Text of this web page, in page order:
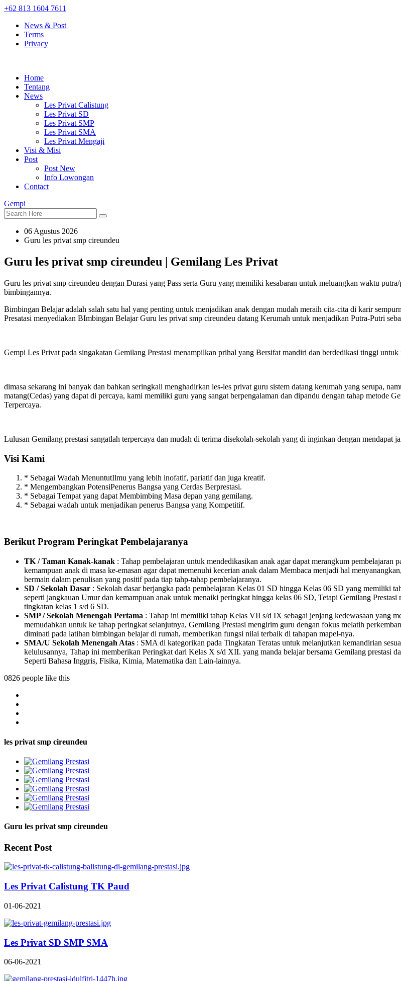
+62 813 1604 7611
News & Post
Terms
Privacy
Home
Tentang
News
Les Privat Calistung
Les Privat SD
Les Privat SMP
Les Privat SMA
Les Privat Mengaji
Visi & Misi
Post
Post New
Info Lowongan
Contact
Gempi
06 Agustus 2026
Guru les privat smp cireundeu
Guru les privat smp cireundeu | Gemilang Les Privat
Guru les privat smp cireundeu dengan Durasi yang Pass serta Guru yang memiliki kesabaran untuk meluangkan waktu
bimbingannya.
Bimbingan Belajar adalah salah satu hal yang penting untuk menjadikan anak dengan mudah meraih cita-cita di karir
Presatasi menyediakan BImbingan Belajar Guru les privat smp cireundeu datang Kerumah untuk menjadikan Putra-Putri
Gempi Les Privat pada singakatan Gemilang Prestasi menampilkan prihal yang Bersifat mandiri dan berdedikasi tinggi untuk
dimasa sekarang ini banyak dan bahkan seringkali menghadirkan les-les privat guru sistem datang kerumah yang serupa,
matang(Cedas) yang dapat di percaya, kami memiliki guru yang sangat berpengalaman dan dipandu dengan tahap metode
Terpercaya.
Lulusan Gemilang prestasi sangatlah terpercaya dan mudah di terima disekolah-sekolah yang di inginkan dengan mendapat
Visi Kami
* Sebagai Wadah MenuntutIlmu yang lebih inofatif, pariatif dan juga kreatif.
* Mengembangkan PotensiPenerus Bangsa yang Cerdas Berprestasi.
* Sebagai Tempat yang dapat Membimbing Masa depan yang gemilang.
* Sebagai wadah untuk menjadikan penerus Bangsa yang Kompetitif.
Berikut Program Peringkat Pembelajaranya
TK / Taman Kanak-kanak : Tahap pembelajaran untuk mendedikasikan anak agar dapat merangkum
kemampuan anak di masa ke-emasan agar dapat memenuhi kecerian anak dalam Membaca menjadi hal
bermain dalam penulisan yang positif pada tiap tahp-tahap pembelajaranya.
SD / Sekolah Dasar : Sekolah dasar berjangka pada pembelajaran Kelas 01 SD hingga Kelas 06 SD yang memiliki
seperti jangkauan Umur dan kemampuan anak untuk menaiki peringkat hingga kelas 06 SD, Tetapi Gemilang
tingkatan kelas 1 s/d 6 SD.
SMP / Sekolah Menengah Pertama : Tahap ini memiliki tahap Kelas VII s/d IX sebagai jenjang kedewasaan yang
memudahkan untuk ke tahap peringkat selanjutnya, Gemilang Prestasi mengirim guru dengan fokus melatih
diminati pada latihan bimbingan belajar di rumah, memberikan fungsi nilai terbaik di tahapan mapel-nya.
SMA/U Sekolah Menengah Atas : SMA di kategorikan pada Tingkatan Teratas untuk melanjutkan kemandirian
kelulusannya, Tahap ini memberikan Peringkat dari Kelas X s/d XII. yang manda belajar bersama Gemilang prestasi
Seperti Bahasa Inggris, Fisika, Kimia, Matematika dan Lain-lainnya.
0826 people like this
les privat smp cireundeu
Guru les privat smp cireundeu
Recent Post
Les Privat Calistung TK Paud
01-06-2021
Les Privat SD SMP SMA
06-06-2021